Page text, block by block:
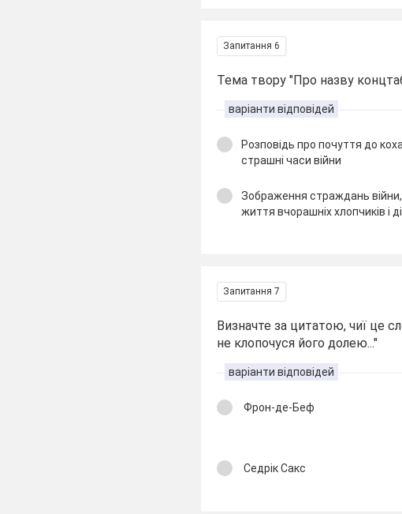
Запитання 6
Тема твору "Про назву
варіанти відповідей
Розповідь про почуття до
страшні часи війни
Зображення страждань війни,
життя вчорашніх хлопчиків і
Запитання 7
Визначте за цитатою, чиї це
не клопочуся його долею..."
варіанти відповідей
Фрон-де-Беф
Седрік Сакс